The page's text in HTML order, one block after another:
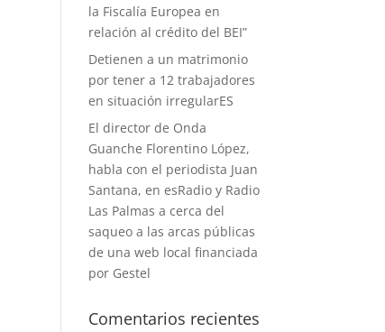
la Fiscalía Europea en
relación al crédito del BEI”
Detienen a un matrimonio
por tener a 12 trabajadores
en situación irregularES
El director de Onda
Guanche Florentino López,
habla con el periodista Juan
Santana, en esRadio y Radio
Las Palmas a cerca del
saqueo a las arcas públicas
de una web local financiada
por Gestel
Comentarios recientes